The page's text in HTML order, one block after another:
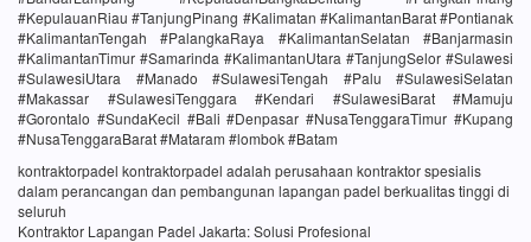
#KepulauanRiau #TanjungPinang #Kalimatan #KalimantanBarat #Pontianak
#KalimantanTengah #PalangkaRaya #KalimantanSelatan #Banjarmasin
#KalimantanTimur #Samarinda #KalimantanUtara #TanjungSelor #Sulawesi
#SulawesiUtara #Manado #SulawesiTengah #Palu #SulawesiSelatan
#Makassar #SulawesiTenggara #Kendari #SulawesiBarat #Mamuju
#Gorontalo #SundaKecil #Bali #Denpasar #NusaTenggaraTimur #Kupang
#NusaTenggaraBarat #Mataram #lombok #Batam
kontraktorpadel kontraktorpadel adalah perusahaan kontraktor spesialis
dalam perancangan dan pembangunan lapangan padel berkualitas tinggi di
seluruh
Kontraktor Lapangan Padel Jakarta: Solusi Profesional